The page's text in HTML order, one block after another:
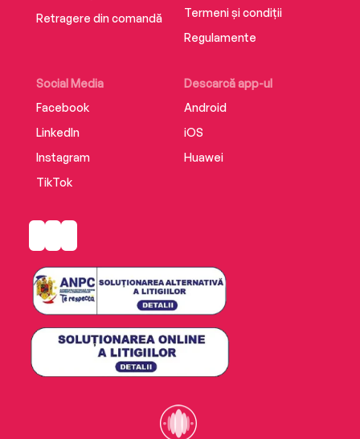
Retragere din comandă
Social Media
Facebook
LinkedIn
Instagram
TikTok
Descarcă app-ul
Android
iOS
Huawei
Termeni și condiții
Regulamente